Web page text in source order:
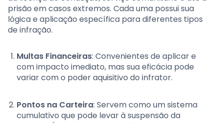
prisão em casos extremos. Cada uma possui sua
lógica e aplicação específica para diferentes tipos
de infração.
Multas Financeiras: Convenientes de aplicar e
com impacto imediato, mas sua eficácia pode
variar com o poder aquisitivo do infrator.
Pontos na Carteira: Servem como um sistema
cumulativo que pode levar à suspensão da